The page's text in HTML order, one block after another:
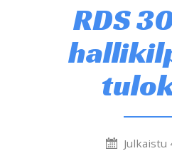
RDS
Julkaistu